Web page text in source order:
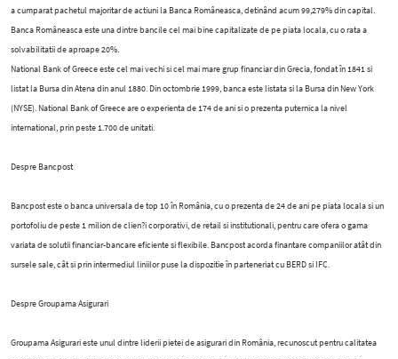
a cumparat pachetul majoritar de actiuni la Banca Româneasca, detinând acum 99,279% din capital.
Banca Româneasca este una dintre bancile cel mai bine capitalizate de pe piata locala, cu o rata a
solvabilitatii de aproape 20%.
National Bank of Greece este cel mai vechi si cel mai mare grup financiar din Grecia, fondat în 1841 si
listat la Bursa din Atena din anul 1880. Din octombrie 1999, banca este listata si la Bursa din New York
(NYSE). National Bank of Greece are o experienta de 174 de ani si o prezenta puternica la nivel
international, prin peste 1.700 de unitati.
Despre Bancpost
Bancpost este o banca universala de top 10 în România, cu o prezenta de 24 de ani pe piata locala si un
portofoliu de peste 1 milion de clien?i corporativi, de retail si institutionali, pentru care ofera o gama
variata de solutii financiar-bancare eficiente si flexibile. Bancpost acorda finantare companiilor atât din
sursele sale, cât si prin intermediul liniilor puse la dispozitie în parteneriat cu BERD si IFC.
Despre Groupama Asigurari
Groupama Asigurari este unul dintre liderii pietei de asigurari din România, recunoscut pentru calitatea